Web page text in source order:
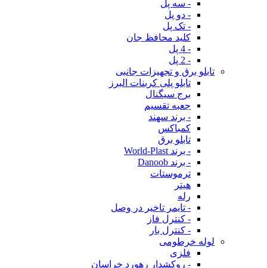
- سه پل
- دو پل
- تک پل
کلید محافظ جان
- 4 پل
- 2 پل
تابلو برق و تجهیزات جانبی
تابلو پلی کربنات البرز
برج سیگنال
جعبه تقسیم
- برند سهند
کمباکس
تابلو برق
- برند World-Plast
- برند Danoob
ترموستات
هیتر
رله
- تایمر تاخیر در وصل
- کنترل فاز
- کنترل بار
لوله خرطومی
فلزی
- روکشدار رهورد خراسان